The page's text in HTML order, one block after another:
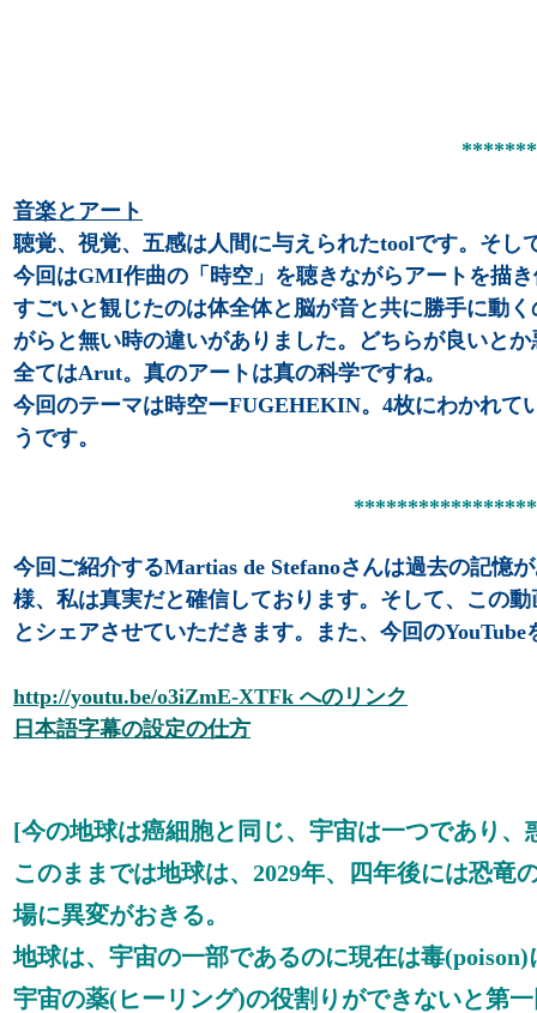
音楽とアート
聴覚、視覚、五感は人間に与えられたtoolです。そ
今回はGMI作曲の「時空」を聴きながらアートを描
すごいと観じたのは体全体と脳が音と共に勝手に動
がらと無い時の違いがありました。どちらが良いと
全てはArut。真のアートは真の科学ですね。
今回のテーマは時空ーFUGEHEKIN。4枚にわかれて
うです。
今回ご紹介するMartias de Stefanoさんは過去の記憶
様、私は真実だと確信しております。そして、この動
とシェアさせていただきます。また、 今回の
http://youtu.be/o3iZmE-XTFk へのリンク
日本語字幕の設定の仕方
[今の地球は癌細胞と同じ、宇宙は一つであり
このままでは地球は、2029年、四年後には恐
場に異変がおきる。
地球は、宇宙の一部であるのに現在は毒
宇宙の薬(ヒーリング)の役割りができないと第